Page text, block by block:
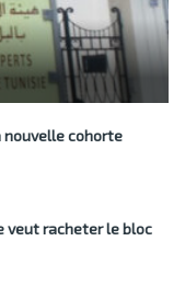
cohorte
veut racheter le bloc